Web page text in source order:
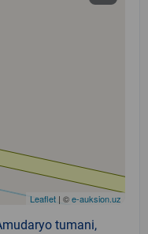
Leaflet | ©e-auksion.uz
tumani,